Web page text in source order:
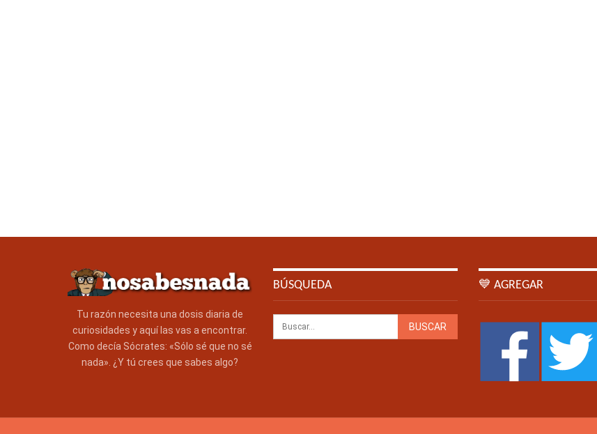
Tu razón necesita una dosis diaria de
curiosidades y aquí las vas a encontrar.
Como decía Sócrates: «Sólo sé que no sé
nada». ¿Y tú crees que sabes algo?
BÚSQUEDA 💙 AGREGAR